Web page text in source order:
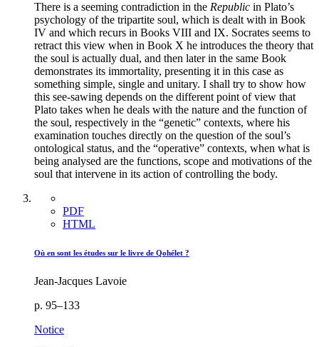
There is a seeming contradiction in the Republic in Plato’s
psychology of the tripartite soul, which is dealt with in Book
IV and which recurs in Books VIII and IX. Socrates seems to
retract this view when in Book X he introduces the theory that
the soul is actually dual, and then later in the same Book
demonstrates its immortality, presenting it in this case as
something simple, single and unitary. I shall try to show how
this see-sawing depends on the different point of view that
Plato takes when he deals with the nature and the function of
the soul, respectively in the “genetic” contexts, where his
examination touches directly on the question of the soul’s
ontological status, and the “operative” contexts, when what is
being analysed are the functions, scope and motivations of the
soul that intervene in its action of controlling the body.
PDF
HTML
Où en sont les études sur le livre de Qohélet ?
Jean-Jacques Lavoie
p. 95–133
Notice